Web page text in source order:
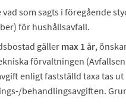
som sagts i föregående
för hushållsavfall.
gäller max 1 år,
förvaltningen
enligt fastställd taxa tas
behandlingsavgiften.